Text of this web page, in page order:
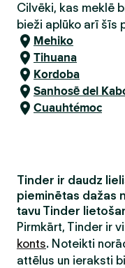
Cilvēki, kas meklē
bieži aplūko arī šīs
Mehiko
Tihuana
Kordoba
Sanhosē del
Cuauhtémoc
Tinder ir daudz
pieminētas dažas
tavu Tinder
Pirmkārt, Tinder ir
konts. Noteikti
attēlus un ieraksti